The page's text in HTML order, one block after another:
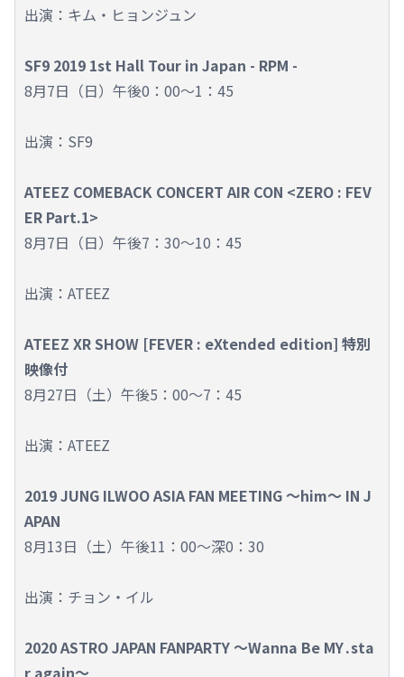
出演：キム・ヒョンジュン
SF9 2019 1st Hall Tour in Japan - RPM -
8月7日（日）午後0：00～1：45
出演：SF9
ATEEZ COMEBACK CONCERT AIR CON <ZERO : FEV
ER Part.1>
8月7日（日）午後7：30～10：45
出演：ATEEZ
ATEEZ XR SHOW [FEVER : eXtended edition] 特別
映像付
8月27日（土）午後5：00～7：45
出演：ATEEZ
2019 JUNG ILWOO ASIA FAN MEETING ～him～ IN J
APAN
8月13日（土）午後11：00～深0：30
出演：チョン・イル
2020 ASTRO JAPAN FANPARTY ～Wanna Be MY․sta
r again～